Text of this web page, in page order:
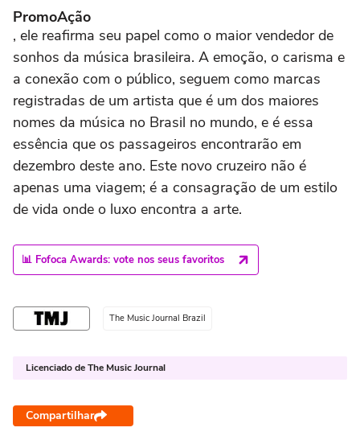
PromoAção
, ele reafirma seu papel como o maior vendedor de
sonhos da música brasileira. A emoção, o carisma e
a conexão com o público, seguem como marcas
registradas de um artista que é um dos maiores
nomes da música no Brasil no mundo, e é essa
essência que os passageiros encontrarão em
dezembro deste ano. Este novo cruzeiro não é
apenas uma viagem; é a consagração de um estilo
de vida onde o luxo encontra a arte.
📊 Fofoca Awards: vote nos seus favoritos
The Music Journal Brazil
Licenciado de The Music Journal
Compartilhar